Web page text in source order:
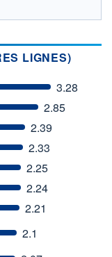
LIGNES)
3.28
2.85
2.39
2.33
2.25
2.24
2.21
2.1